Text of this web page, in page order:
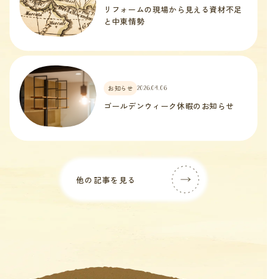
リフォームの現場から見える資材不足
と中東情勢
お知らせ 2026.04.06
ゴールデンウィーク休暇のお知らせ
他の記事を見る